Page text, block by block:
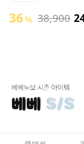
36% 38,900